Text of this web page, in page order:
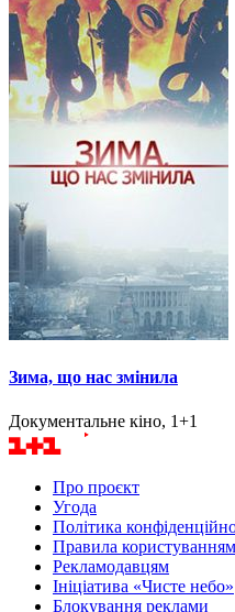
Зима, що нас змінила
Документальне кіно, 1+1
Про проєкт
Угода
Політика
Правила
Рекламодавцям
Ініціатива «Чисте небо»
Блокування реклами